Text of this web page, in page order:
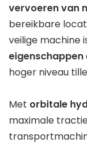
vervoeren van
bereikbare
veilige machine
eigenschappen
hoger niveau
Met orbitale
maximale